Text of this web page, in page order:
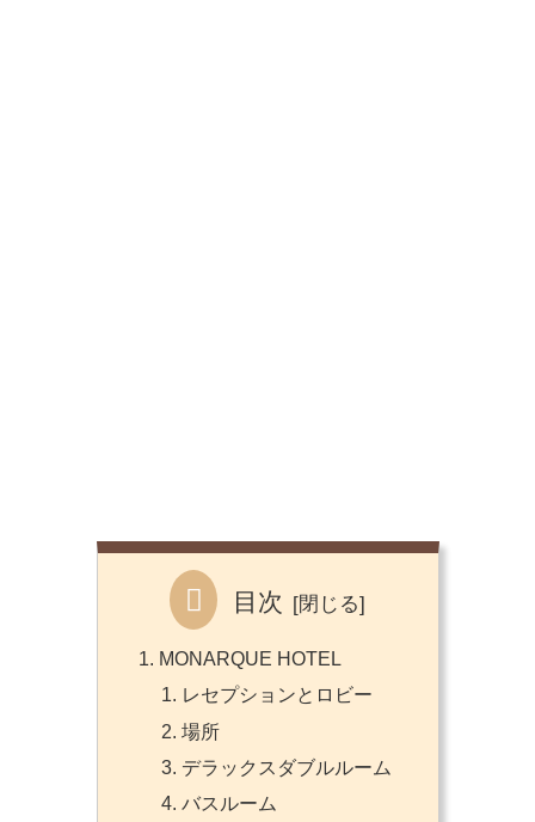
目次
MONARQUE HOTEL
レセプションとロビー
場所
デラックスダブルルーム
バスルーム